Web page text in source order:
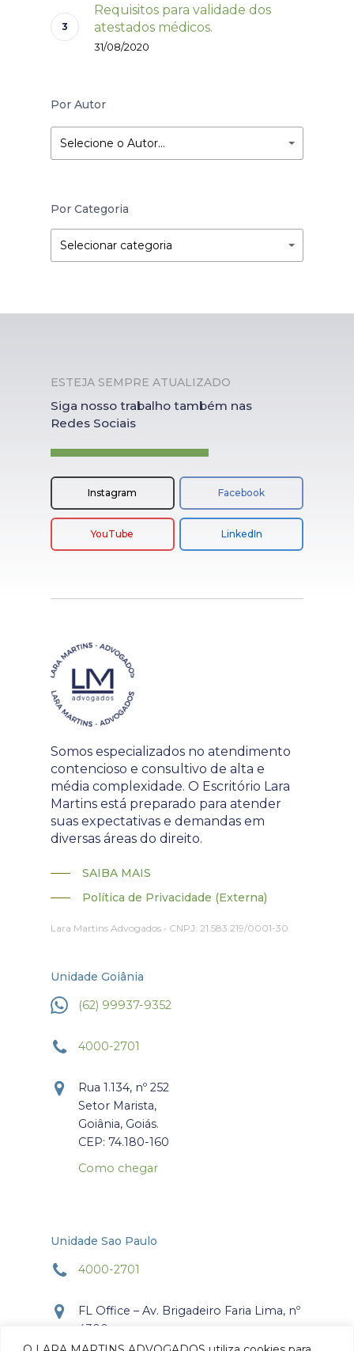
Requisitos para validade dos
atestados médicos.
31/08/2020
Por Autor
Selecione o Autor…
Por Categoria
Por
Categoria
Selecionar categoria
Categoria
ESTEJA SEMPRE ATUALIZADO
Siga nosso trabalho também nas
Redes Sociais
Instagram Facebook
YouTube LinkedIn
Somos especializados no atendimento
contencioso e consultivo de alta e
média complexidade. O Escritório Lara
Martins está preparado para atender
suas expectativas e demandas em
diversas áreas do direito.
SAIBA MAIS
Política de Privacidade (Externa)
Lara Martins Advogados • CNPJ: 21.583.219/0001-30
Unidade Goiânia
(62) 99937-9352
4000-2701
Rua 1.134, nº 252
Setor Marista,
Goiânia, Goiás.
CEP: 74.180-160
Como chegar
Unidade Sao Paulo
4000-2701
FL Office – Av. Brigadeiro Faria Lima, nº
4300
Torre Office – Sala 804